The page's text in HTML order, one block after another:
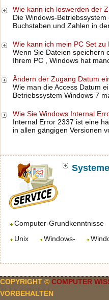
Wie kann ich loswerden der
Die Windows-Betriebssystem
Buchstaben und Zahlen in
Wie kann ich mein PC Set zu
Wenn Sie Dateien speichern
Ihrem PC , Windows hat
Ändern der Zugang Datum
Wie man die Access Datum
Betriebssystem Windows 7
Wie Sie Windows Internal
Internal Error 2337 ist eine
in allen gängigen Versionen
Systeme
Computer-Grundkenntnisse
Unix
Windows-
COPYRIGHT © COMPUTER
VORBEHALTEN